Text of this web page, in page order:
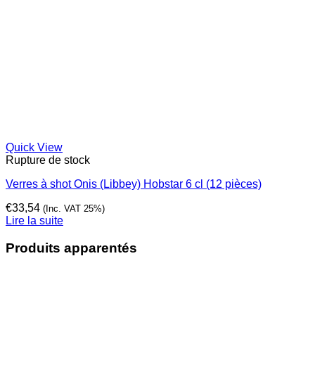
Quick View
Rupture de stock
Verres à shot Onis (Libbey) Hobstar 6 cl (12 pièces)
€33,54 (Inc. VAT 25%)
Lire la suite
Produits apparentés